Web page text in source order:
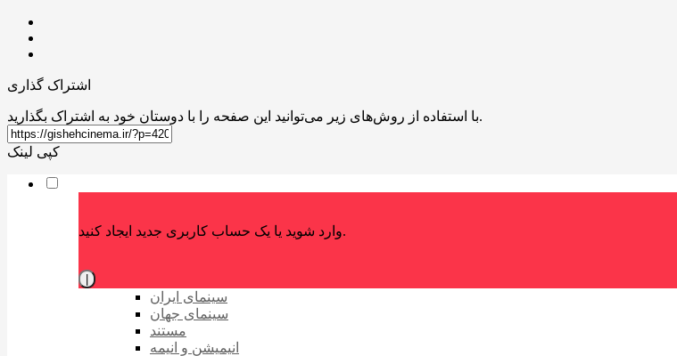
اشتراک گذاری
با استفاده از روش‌های زیر می‌توانید این صفحه را با دوستان خود به اشتراک بگذارید.
کپی لینک
وارد شوید یا یک حساب کاربری جدید ایجاد کنید.
سینمای ایران
سینمای جهان
مستند
انیمیشن و انیمه